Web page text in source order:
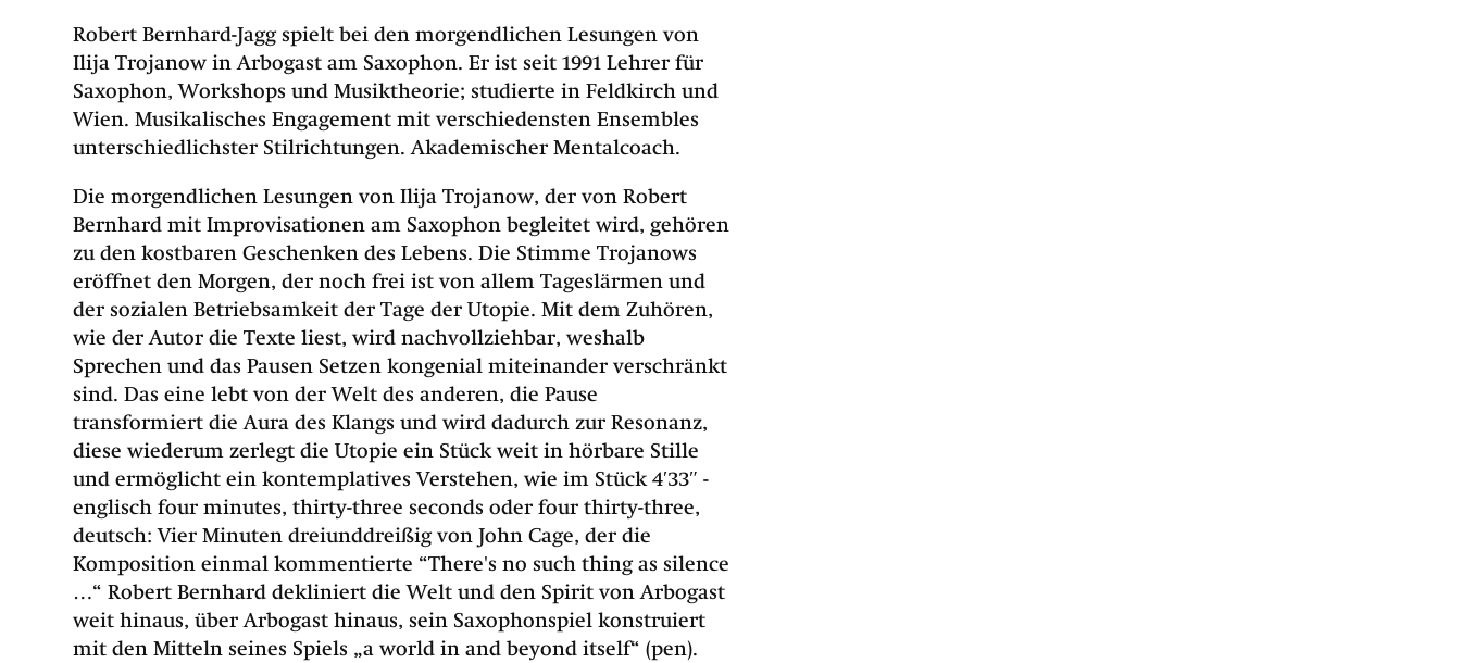
Robert Bernhard-Jagg spielt bei den morgendlichen Lesungen von
Ilija Trojanow in Arbogast am Saxophon. Er ist seit 1991 Lehrer für
Saxophon, Workshops und Musiktheorie; studierte in Feldkirch und
Wien. Musikalisches Engagement mit verschiedensten Ensembles
unterschiedlichster Stilrichtungen. Akademischer Mentalcoach.
Die morgendlichen Lesungen von Ilija Trojanow, der von Robert
Bernhard mit Improvisationen am Saxophon begleitet wird, gehören
zu den kostbaren Geschenken des Lebens. Die Stimme Trojanows
eröffnet den Morgen, der noch frei ist von allem Tageslärmen und
der sozialen Betriebsamkeit der Tage der Utopie. Mit dem Zuhören,
wie der Autor die Texte liest, wird nachvollziehbar, weshalb
Sprechen und das Pausen Setzen kongenial miteinander verschränkt
sind. Das eine lebt von der Welt des anderen, die Pause
transformiert die Aura des Klangs und wird dadurch zur Resonanz,
diese wiederum zerlegt die Utopie ein Stück weit in hörbare Stille
und ermöglicht ein kontemplatives Verstehen, wie im Stück4′33″ -
englisch four minutes, thirty-three seconds oder four thirty-three,
deutsch: Vier Minuten dreiunddreißigvon John Cage, der die
Komposition einmal kommentierte “There's no such thing as silence
…“ Robert Bernhard dekliniert die Welt und den Spirit von Arbogast
weit hinaus, über Arbogast hinaus, sein Saxophonspiel konstruiert
mit den Mitteln seines Spiels „a world in and beyond itself“ (pen).